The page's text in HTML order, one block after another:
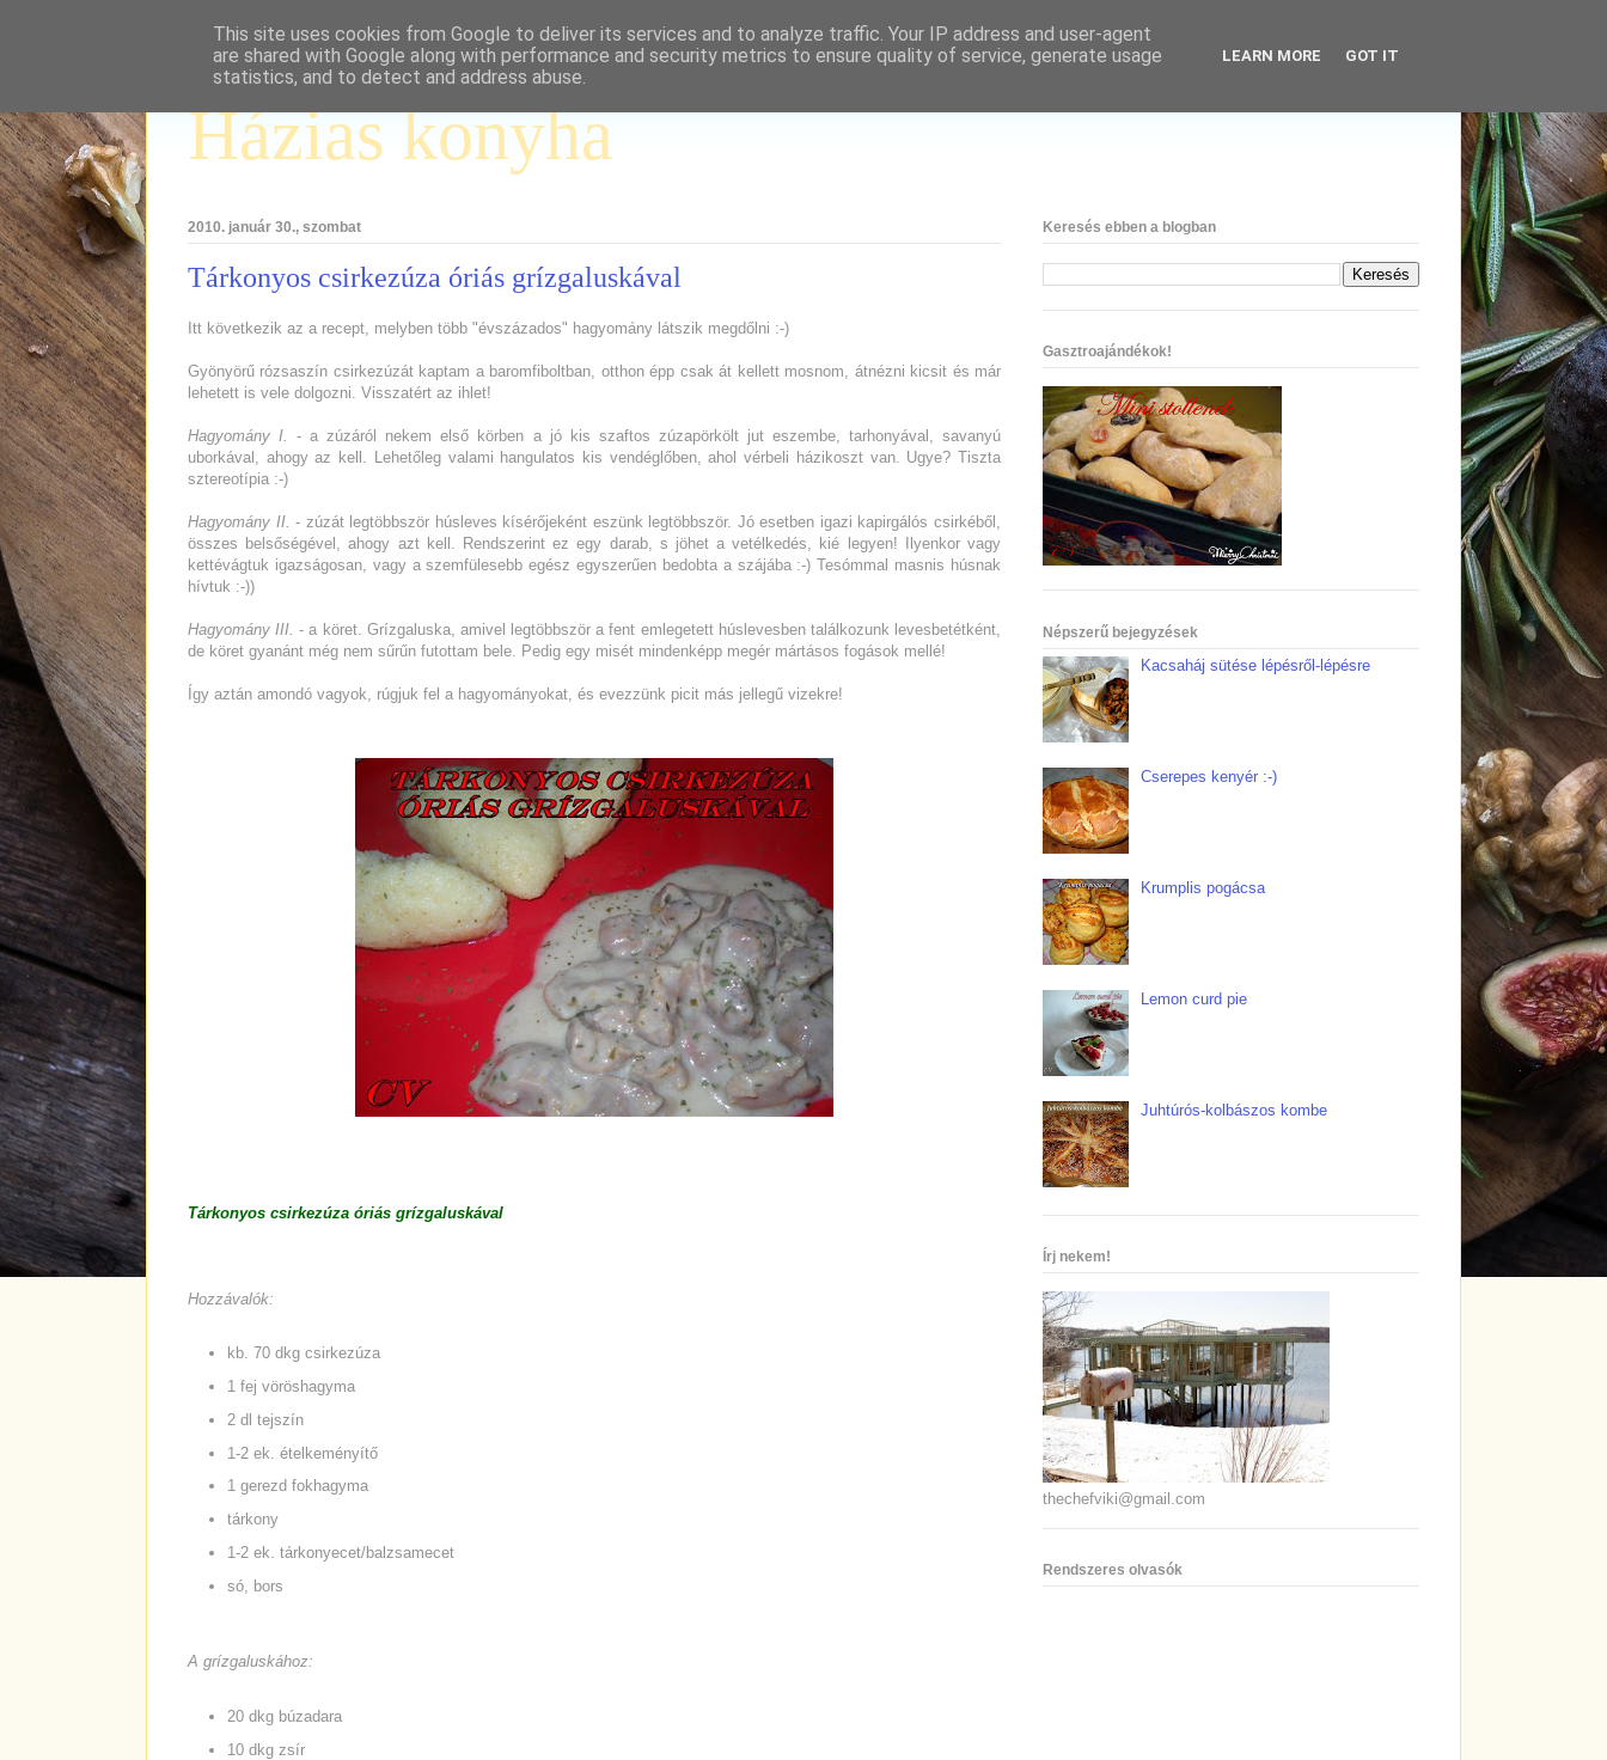
Házias konyha
2010. január 30., szombat
Tárkonyos csirkezúza óriás grízgaluskával
Itt következik az a recept, melyben több "évszázados" hagyomány látszik megdőlni :-)
Gyönyörű rózsaszín csirkezúzát kaptam a baromfiboltban, otthon épp csak át kellett mosnom, átnézni kicsit és már
lehetett is vele dolgozni. Visszatért az ihlet!
Hagyomány I.
- a zúzáról nekem első körben a jó kis szaftos zúzapörkölt jut eszembe, tarhonyával, savanyú
uborkával, ahogy az kell. Lehetőleg valami hangulatos kis vendéglőben, ahol vérbeli házikoszt van. Ugye? Tiszta
sztereotípia :-)
Hagyomány II. - zúzát legtöbbször húsleves kísérőjeként eszünk legtöbbször. Jó esetben igazi kapirgálós csirkéből,
összes belsőségével, ahogy azt kell. Rendszerint ez egy darab, s jöhet a vetélkedés, kié legyen! Ilyenkor vagy
kettévágtuk igazságosan, vagy a szemfülesebb egész egyszerűen bedobta a szájába :-) Tesómmal masnis húsnak
hívtuk :-))
Hagyomány III. - a köret. Grízgaluska, amivel legtöbbször a fent emlegetett húslevesben találkozunk levesbetétként,
de köret gyanánt még nem sűrűn futottam bele. Pedig egy misét mindenképp megér mártásos fogások mellé!
Így aztán amondó vagyok, rúgjuk fel a hagyományokat, és evezzünk picit más jellegű vizekre!
Tárkonyos csirkezúza óriás grízgaluskával
Hozzávalók:
kb. 70 dkg csirkezúza
1 fej vöröshagyma
2 dl tejszín
1-2 ek. ételkeményítő
1 gerezd fokhagyma
tárkony
1-2 ek. tárkonyecet/balzsamecet
só, bors
A grízgaluskához:
20 dkg búzadara
10 dkg zsír
Keresés ebben a blogban
Gasztroajándékok!
Népszerű bejegyzések
Kacsaháj sütése lépésről-lépésre
Cserepes kenyér :-)
Krumplis pogácsa
Lemon curd pie
Juhtúrós-kolbászos kombe
Írj nekem!
thechefviki@gmail.com
Rendszeres olvasók
This site uses cookies from Google to deliver its services and to analyze traffic. Your IP address and user-agent
are shared with Google along with performance and security metrics to ensure quality of service, generate usage
statistics, and to detect and address abuse.
LEARN MORE GOT IT